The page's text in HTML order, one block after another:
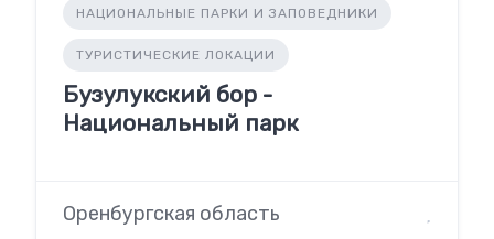
НАЦИОНАЛЬНЫЕ ПАРКИ И ЗАПОВЕДНИКИ
ТУРИСТИЧЕСКИЕ ЛОКАЦИИ
Бузулукский бор -
Национальный парк
Оренбургская область